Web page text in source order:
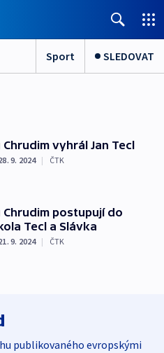
Sport SLEDOVAT
vyhrál Jan Tecl
9. 2024 | ČTK
postupují do
Tecl a Slávka
9. 2024 | ČTK
publikovaného evropskými